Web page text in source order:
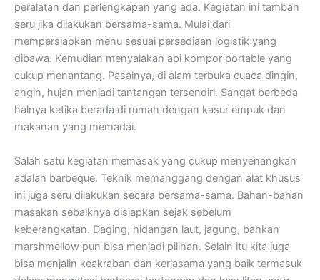
peralatan dan perlengkapan yang ada. Kegiatan ini tambah
seru jika dilakukan bersama-sama. Mulai dari
mempersiapkan menu sesuai persediaan logistik yang
dibawa. Kemudian menyalakan api kompor portable yang
cukup menantang. Pasalnya, di alam terbuka cuaca dingin,
angin, hujan menjadi tantangan tersendiri. Sangat berbeda
halnya ketika berada di rumah dengan kasur empuk dan
makanan yang memadai.
Salah satu kegiatan memasak yang cukup menyenangkan
adalah barbeque. Teknik memanggang dengan alat khusus
ini juga seru dilakukan secara bersama-sama. Bahan-bahan
masakan sebaiknya disiapkan sejak sebelum
keberangkatan. Daging, hidangan laut, jagung, bahkan
marshmellow pun bisa menjadi pilihan. Selain itu kita juga
bisa menjalin keakraban dan kerjasama yang baik termasuk